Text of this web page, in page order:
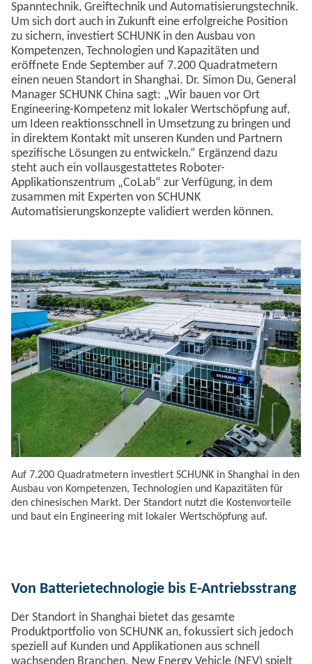
Spanntechnik, Greiftechnik und Automatisierungstechnik.
Um sich dort auch in Zukunft eine erfolgreiche Position
zu sichern, investiert SCHUNK in den Ausbau von
Kompetenzen, Technologien und Kapazitäten und
eröffnete Ende September auf 7.200 Quadratmetern
einen neuen Standort in Shanghai. Dr. Simon Du, General
Manager SCHUNK China sagt: „Wir bauen vor Ort
Engineering-Kompetenz mit lokaler Wertschöpfung auf,
um Ideen reaktionsschnell in Umsetzung zu bringen und
in direktem Kontakt mit unseren Kunden und Partnern
spezifische Lösungen zu entwickeln.“ Ergänzend dazu
steht auch ein vollausgestattetes Roboter-
Applikationszentrum „CoLab“ zur Verfügung, in dem
zusammen mit Experten von SCHUNK
Automatisierungskonzepte validiert werden können.
Auf 7.200 Quadratmetern investiert SCHUNK in Shanghai in den
Ausbau von Kompetenzen, Technologien und Kapazitäten für
den chinesischen Markt. Der Standort nutzt die Kostenvorteile
und baut ein Engineering mit lokaler Wertschöpfung auf.
Von Batterietechnologie bis E-Antriebsstrang
Der Standort in Shanghai bietet das gesamte
Produktportfolio von SCHUNK an, fokussiert sich jedoch
speziell auf Kunden und Applikationen aus schnell